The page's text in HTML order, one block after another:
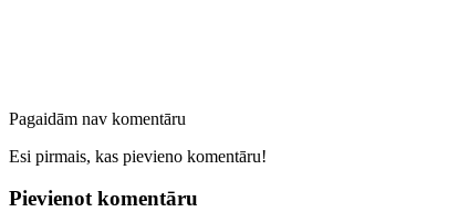
Pagaidām nav komentāru
Esi pirmais, kas pievieno komentāru!
Pievienot komentāru